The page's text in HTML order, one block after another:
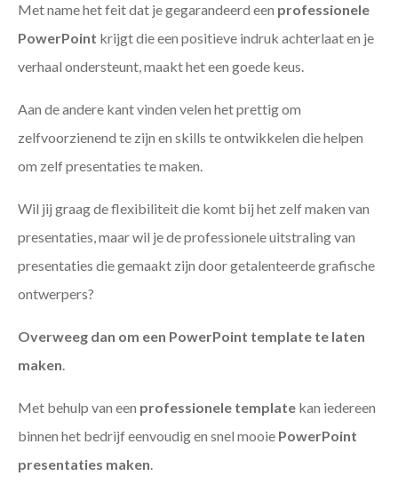
Met name het feit dat je gegarandeerd een professionele
PowerPoint krijgt die een positieve indruk achterlaat en je
verhaal ondersteunt, maakt het een goede keus.
Aan de andere kant vinden velen het prettig om
zelfvoorzienend te zijn en skills te ontwikkelen die helpen
om zelf presentaties te maken.
Wil jij graag de flexibiliteit die komt bij het zelf maken van
presentaties, maar wil je de professionele uitstraling van
presentaties die gemaakt zijn door getalenteerde grafische
ontwerpers?
Overweeg dan om een PowerPoint template te laten
maken.
Met behulp van een professionele template kan iedereen
binnen het bedrijf eenvoudig en snel mooie PowerPoint
presentaties maken.